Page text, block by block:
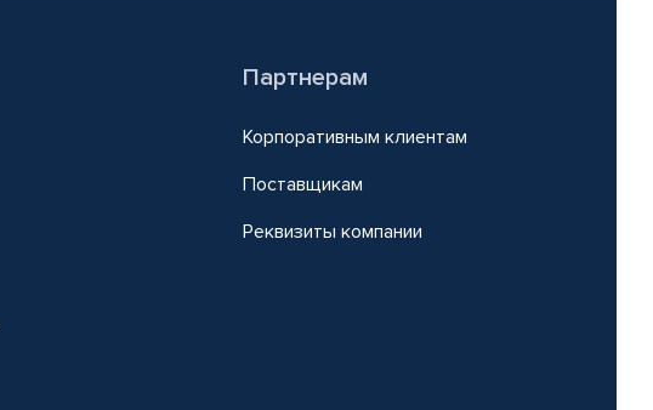
Партнерам
Корпоративным клиентам
Поставщикам
Реквизиты компании